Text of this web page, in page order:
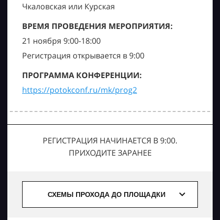
Чкаловская или Курская
ВРЕМЯ ПРОВЕДЕНИЯ МЕРОПРИЯТИЯ:
21 ноября 9:00-18:00
Регистрация открывается в 9:00
ПРОГРАММА КОНФЕРЕНЦИИ:
https://potokconf.ru/mk/prog2
РЕГИСТРАЦИЯ НАЧИНАЕТСЯ В 9:00.
ПРИХОДИТЕ ЗАРАНЕЕ
СХЕМЫ ПРОХОДА ДО ПЛОЩАДКИ